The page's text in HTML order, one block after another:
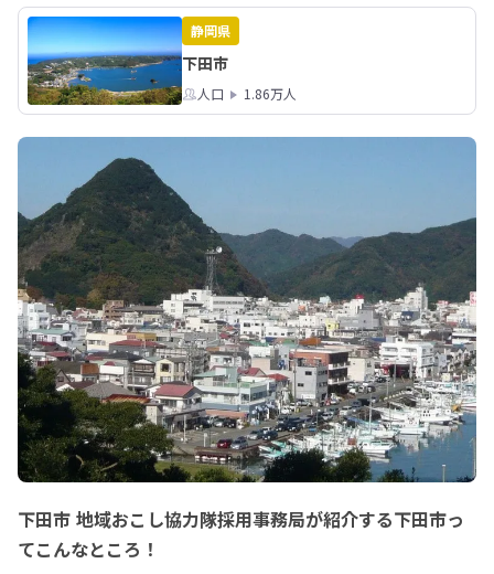
静岡県
下田市
人口 1.86万人
下田市 地域おこし協力隊採用事務局が紹介する下田市っ
てこんなところ！